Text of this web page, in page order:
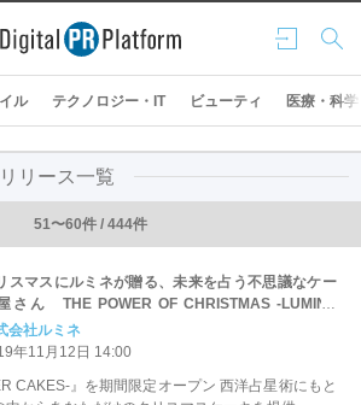
ログ
イン
検索
ル テクノロジー・IT ビューティ 医療・科学
リース一覧
51〜60件 / 444件
スマスにルミネが贈る、未来を占う不思議なケー
さん THE POWER OF CHRISTMAS -LUMINE
2019-
会社ルミネ
年11月12日 14:00
CAKES-』を期間限定オープン 西洋占星術にもと